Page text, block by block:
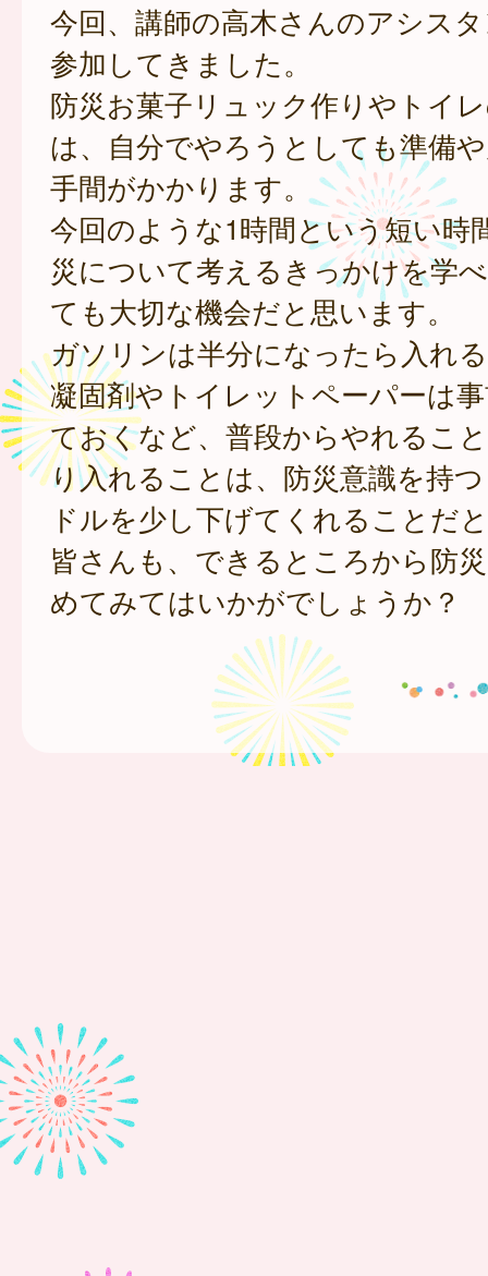
今回、講師の高木さんのアシス
参加してきました。
防災お菓子リュック作りやトイ
は、自分でやろうとしても準備
手間がかかります。
今回のような1時間という短い時
災について考えるきっかけを学
ても大切な機会だと思います。
ガソリンは半分になったら入れ
凝固剤やトイレットペーパーは
ておくなど、普段からやれるこ
り入れることは、防災意識を持
ドルを少し下げてくれることだ
皆さんも、できるところから防
めてみてはいかがでしょうか？